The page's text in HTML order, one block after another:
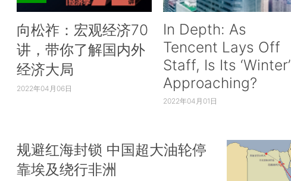
向松祚：宏观经济70
讲，带你了解国内外
经济大局
2022年04月06日
In Depth: As
Tencent Lays Off
Staff, Is Its ‘Winter’
Approaching?
2022年04月01日
规避红海封锁 中国超大油轮停
靠埃及绕行非洲